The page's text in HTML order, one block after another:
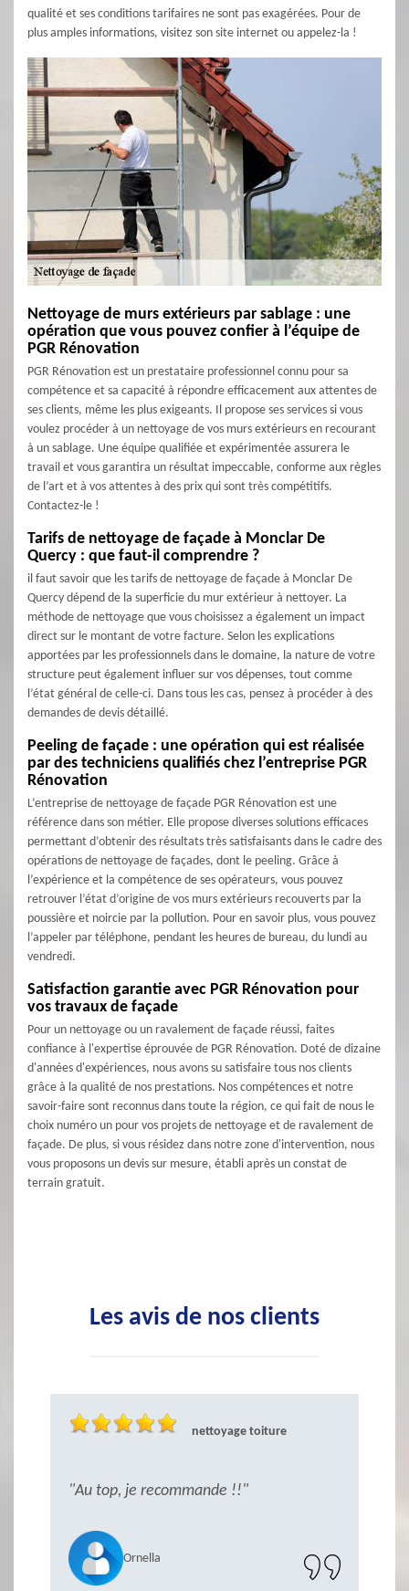
qualité et ses conditions tarifaires ne sont pas exagérées. Pour de
plus amples informations, visitez son site internet ou appelez-la !
Nettoyage de murs extérieurs par sablage : une
opération que vous pouvez confier à l’équipe de
PGR Rénovation
PGR Rénovation est un prestataire professionnel connu pour sa
compétence et sa capacité à répondre efficacement aux attentes de
ses clients, même les plus exigeants. Il propose ses services si vous
voulez procéder à un nettoyage de vos murs extérieurs en recourant
à un sablage. Une équipe qualifiée et expérimentée assurera le
travail et vous garantira un résultat impeccable, conforme aux règles
de l’art et à vos attentes à des prix qui sont très compétitifs.
Contactez-le !
Tarifs de nettoyage de façade à Monclar De
Quercy : que faut-il comprendre ?
il faut savoir que les tarifs de nettoyage de façade à Monclar De
Quercy dépend de la superficie du mur extérieur à nettoyer. La
méthode de nettoyage que vous choisissez a également un impact
direct sur le montant de votre facture. Selon les explications
apportées par les professionnels dans le domaine, la nature de votre
structure peut également influer sur vos dépenses, tout comme
l’état général de celle-ci. Dans tous les cas, pensez à procéder à des
demandes de devis détaillé.
Peeling de façade : une opération qui est réalisée
par des techniciens qualifiés chez l’entreprise PGR
Rénovation
L’entreprise de nettoyage de façade PGR Rénovation est une
référence dans son métier. Elle propose diverses solutions efficaces
permettant d’obtenir des résultats très satisfaisants dans le cadre des
opérations de nettoyage de façades, dont le peeling. Grâce à
l’expérience et la compétence de ses opérateurs, vous pouvez
retrouver l’état d’origine de vos murs extérieurs recouverts par la
poussière et noircie par la pollution. Pour en savoir plus, vous pouvez
l’appeler par téléphone, pendant les heures de bureau, du lundi au
vendredi.
Satisfaction garantie avec PGR Rénovation pour
vos travaux de façade
Pour un nettoyage ou un ravalement de façade réussi, faites
confiance à l'expertise éprouvée de PGR Rénovation. Doté de dizaine
d'années d'expériences, nous avons su satisfaire tous nos clients
grâce à la qualité de nos prestations. Nos compétences et notre
savoir-faire sont reconnus dans toute la région, ce qui fait de nous le
choix numéro un pour vos projets de nettoyage et de ravalement de
façade. De plus, si vous résidez dans notre zone d'intervention, nous
vous proposons un devis sur mesure, établi après un constat de
terrain gratuit.
Les avis de nos clients
nettoyage toiture
"Au top, je recommande !!"
Ornella